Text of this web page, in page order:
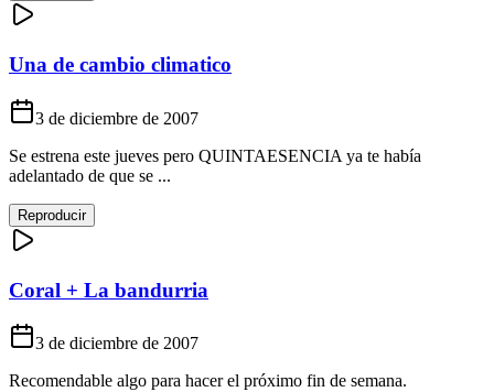
Una de cambio climatico
3 de diciembre de 2007
Se estrena este jueves pero QUINTAESENCIA ya te había
adelantado de que se ...
Reproducir
Coral + La bandurria
3 de diciembre de 2007
Recomendable algo para hacer el próximo fin de semana.